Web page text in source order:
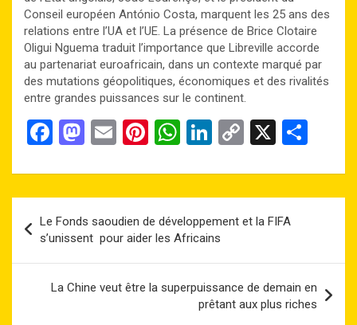
Conseil européen António Costa, marquent les 25 ans des
relations entre l’UA et l’UE. La présence de Brice Clotaire
Oligui Nguema traduit l’importance que Libreville accorde
au partenariat euroafricain, dans un contexte marqué par
des mutations géopolitiques, économiques et des rivalités
entre grandes puissances sur le continent.
F
ce
b
o
o
k
M
st
d
o
n
E
ail
Pi
er
es
t
W
at
s
A
p
p
Li
ke
n
C
py
Li
n
k
X
ta
de
l’article
Le Fonds saoudien de développement et la FIFA
s’unissent pour aider les Africains
La Chine veut être la superpuissance de demain en
prêtant aux plus riches